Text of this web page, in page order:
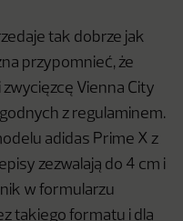
tak dobrze jak
przypomnieć, że
Vienna City
z regulaminem.
adidas Prime X z
zezwalają do 4 cm i
w formularzu
takiego formatu i dla